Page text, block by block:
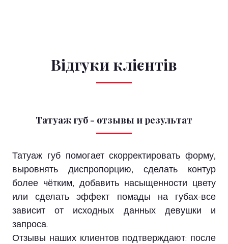
Відгуки клієнтів
Татуаж губ - отзывы и результат
Татуаж губ помогает скорректировать форму,
выровнять диспропорцию, сделать контур
более чётким, добавить насыщенности цвету
или сделать эффект помады на губах-все
зависит от исходных данных девушки и
запроса.
Отзывы наших клиентов подтверждают: после